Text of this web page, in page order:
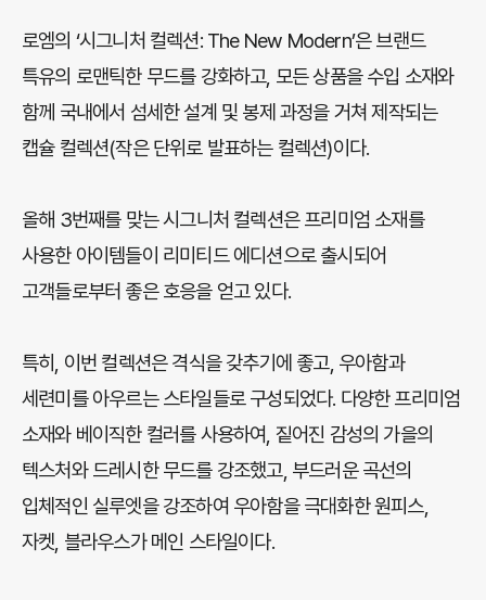
로엠의 ‘시그니처 컬렉션: The New Modern’은 브랜드
특유의 로맨틱한 무드를 강화하고, 모든 상품을 수입 소재와
함께 국내에서 섬세한 설계 및 봉제 과정을 거쳐 제작되는
캡슐 컬렉션(작은 단위로 발표하는 컬렉션)이다.
올해 3번째를 맞는 시그니처 컬렉션은 프리미엄 소재를
사용한 아이템들이 리미티드 에디션으로 출시되어
고객들로부터 좋은 호응을 얻고 있다.
특히, 이번 컬렉션은 격식을 갖추기에 좋고, 우아함과
세련미를 아우르는 스타일들로 구성되었다. 다양한 프리미엄
소재와 베이직한 컬러를 사용하여, 짙어진 감성의 가을의
텍스처와 드레시한 무드를 강조했고, 부드러운 곡선의
입체적인 실루엣을 강조하여 우아함을 극대화한 원피스,
자켓, 블라우스가 메인 스타일이다.